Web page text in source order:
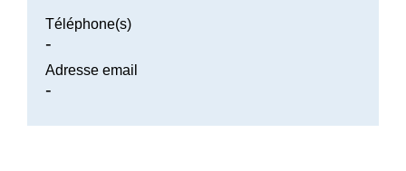
Téléphone(s)
-
Adresse email
-